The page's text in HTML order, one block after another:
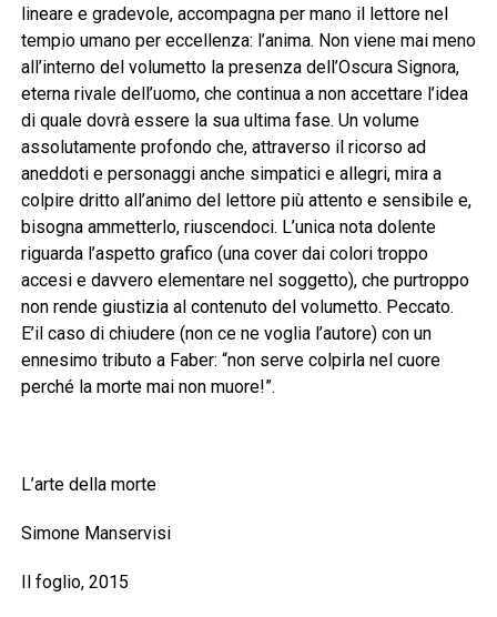
lineare e gradevole, accompagna per mano il lettore nel
tempio umano per eccellenza: l’anima. Non viene mai meno
all’interno del volumetto la presenza dell’Oscura Signora,
eterna rivale dell’uomo, che continua a non accettare l’idea
di quale dovrà essere la sua ultima fase. Un volume
assolutamente profondo che, attraverso il ricorso ad
aneddoti e personaggi anche simpatici e allegri, mira a
colpire dritto all’animo del lettore più attento e sensibile e,
bisogna ammetterlo, riuscendoci. L’unica nota dolente
riguarda l’aspetto grafico (una cover dai colori troppo
accesi e davvero elementare nel soggetto), che purtroppo
non rende giustizia al contenuto del volumetto. Peccato.
E’il caso di chiudere (non ce ne voglia l’autore) con un
ennesimo tributo a Faber: “non serve colpirla nel cuore
perché la morte mai non muore!”.
L’arte della morte
Simone Manservisi
Il foglio, 2015